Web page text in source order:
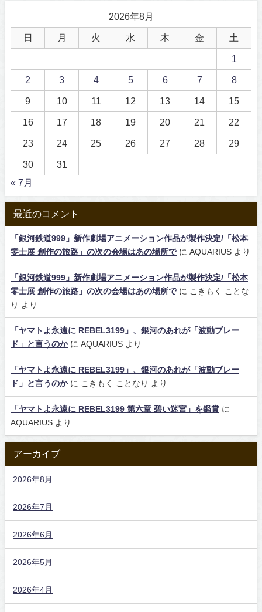
2026年8月
日 月 火 水 木 金 土
1
2 3 4 5 6 7 8
9 10 11 12 13 14 15
16 17 18 19 20 21 22
23 24 25 26 27 28 29
30
31
« 7月
最近のコメント
「銀河鉄道999」新作劇場アニメーション作品が製作決定/「松本
零士展 創作の旅路」の次の会場はあの場所でに AQUARIUS より
「銀河鉄道999」新作劇場アニメーション作品が製作決定/「松本
零士展 創作の旅路」の次の会場はあの場所でに こきもく ことな
り
より
「ヤマトよ永遠に REBEL3199」、銀河のあれが「波動ブレー
ド」と言うのかに AQUARIUS より
「ヤマトよ永遠に REBEL3199」、銀河のあれが「波動ブレー
ド」と言うのかに こきもく ことなり より
「ヤマトよ永遠に REBEL3199 第六章 碧い迷宮」を鑑賞 に
AQUARIUS より
アーカイブ
2026年8月
2026年7月
2026年6月
2026年5月
2026年4月